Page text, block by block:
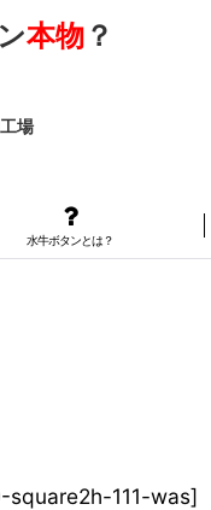
本物？
場
水牛ボタンとは？
square2h-111-was]